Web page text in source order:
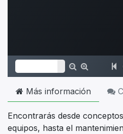
Más información
Encontrarás desde
equipos, hasta el